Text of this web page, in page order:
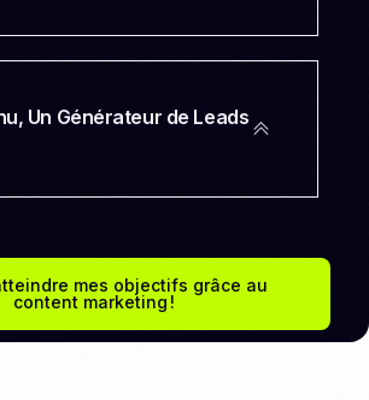
Un Générateur de Leads
mes objectifs grâce au
content marketing !